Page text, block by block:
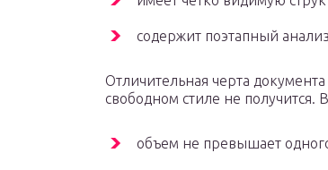
содержит поэтапный
Отличительная черта документа
свободном стиле не
объем не превышает